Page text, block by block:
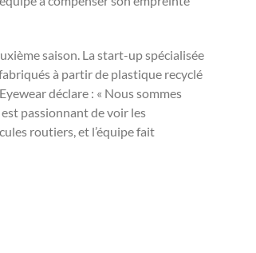
saison. La start-up spécialisée
à partir de plastique recyclé
déclare : « Nous sommes
passionnant de voir les
routiers, et l’équipe fait